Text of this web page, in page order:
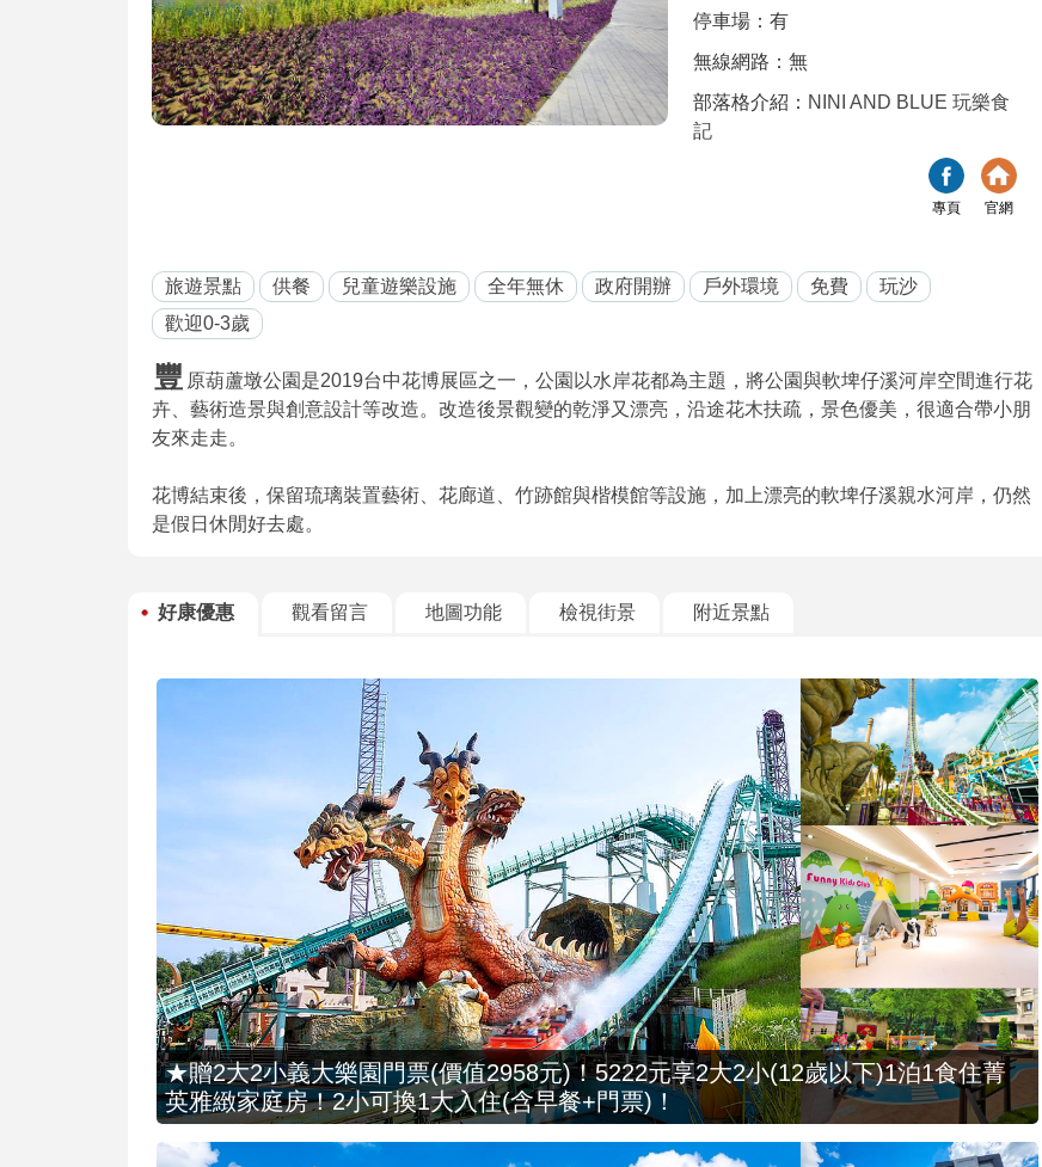
停車場：有
無線網路：無
部落格介紹： NINI AND BLUE 玩樂食
記
專頁 官網
旅遊景點 供餐 兒童遊樂設施 全年無休 政府開辦 戶外環境 免費
玩沙
歡迎0-3歲
豐 原葫蘆墩公園是2019台中花博展區之一，公園以水岸花都為主題，將公園與軟埤仔溪河岸空間進行花
卉、藝術造景與創意設計等改造。改造後景觀變的乾淨又漂亮，沿途花木扶疏，景色優美，很適合帶小朋
友來走走。
花博結束後，保留琉璃裝置藝術、花廊道、竹跡館與楷模館等設施，加上漂亮的軟埤仔溪親水河岸，仍然
是假日休閒好去處。
好康優惠 觀看留言 地圖功能 檢視街景 附近景點
★贈2大2小義大樂園門票(價值2958元)！5222元享2大2小(12歲以下)1泊1食住菁
英雅緻家庭房！2小可換1大入住(含早餐+門票)！